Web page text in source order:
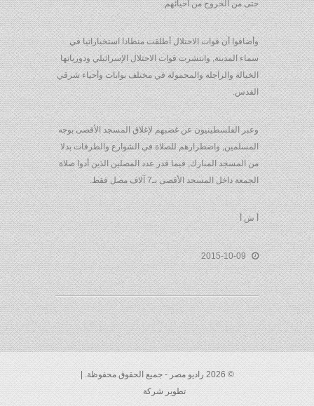
حتى من الخروج من أحيائهم.
وأضافوا أن قوات الاحتلال أطلقت منطادا استخباراتيا في
سماء المدينة, وانتشرت قوات الاحتلال الإسرائيلي ودورياتها
الخيالة والراجلة والمحمولة في مختلف بوابات وأحياء شرقي
القدس.
وعبر الفلسطينيون عن غضبهم لإغلاق المسجد الأقصى بوجه
المسلمين, واضطرارهم للصلاة في الشوارع والطرقات بدلا
من المسجد المبارك, فيما قدر عدد المصلين الذين أدوا صلاة
الجمعة داخل المسجد الأقصى بـ7 آلاف مصل فقط.
أ ش أ
2015-10-09
© 2026 راديو مصر - جميع الحقوق محفوظة. |
تطوير شركة